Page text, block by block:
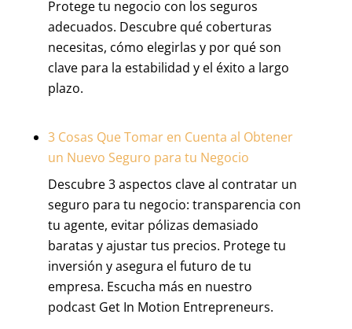
tu
negocio
con
Workers’
Protege tu negocio con los seguros
adecuados. Descubre qué coberturas
necesitas, cómo elegirlas y por qué son
clave para la estabilidad y el éxito a largo
plazo.
3 Cosas Que Tomar en Cuenta al Obtener
un Nuevo Seguro para tu Negocio
Descubre 3 aspectos clave al contratar un
seguro para tu negocio: transparencia con
tu agente, evitar pólizas demasiado
baratas y ajustar tus precios. Protege tu
inversión y asegura el futuro de tu
empresa. Escucha más en nuestro
podcast Get In Motion Entrepreneurs.